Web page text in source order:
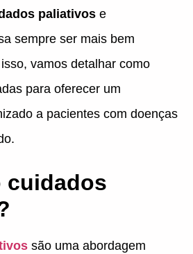
paliativos e
sempre ser mais bem
vamos detalhar como
para oferecer um
a pacientes com doenças
cuidados
são uma abordagem